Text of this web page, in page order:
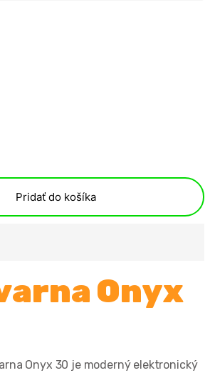
Pridať do košíka
Onyx
Onyx 30 je moderný elektronický